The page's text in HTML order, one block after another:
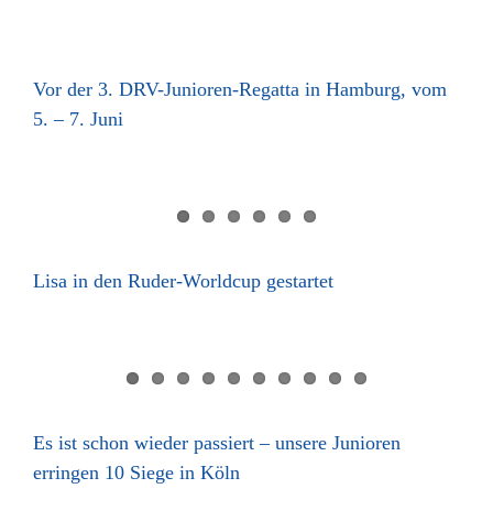
Vor der 3. DRV-Junioren-Regatta in Hamburg, vom
5. – 7. Juni
Lisa in den Ruder-Worldcup gestartet
Es ist schon wieder passiert – unsere Junioren
erringen 10 Siege in Köln